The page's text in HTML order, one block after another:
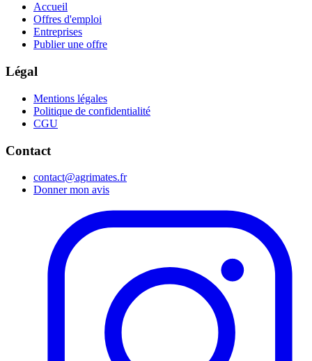
Accueil
Offres d'emploi
Entreprises
Publier une offre
Légal
Mentions légales
Politique de confidentialité
CGU
Contact
contact@agrimates.fr
Donner mon avis